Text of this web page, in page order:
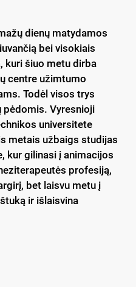
dienų matydamos
bei visokiais
kuri šiuo metu dirba
centre užimtumo
Todėl visos trys
pėdomis. Vyresnioji
universitete
metais užbaigs studijas
kur gilinasi į animacijos
profesiją,
bet laisvu metu į
ir išlaisvina